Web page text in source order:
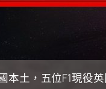
本土，五位F1現